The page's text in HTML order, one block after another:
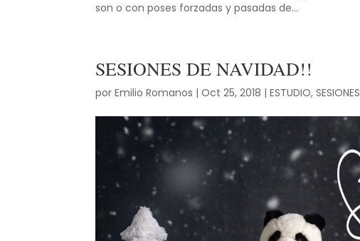
son o con poses forzadas y pasadas de...
SESIONES DE NAVIDAD!!
porEmilio Romanos |Oct 25, 2018 |ESTUDIO,SESIONES